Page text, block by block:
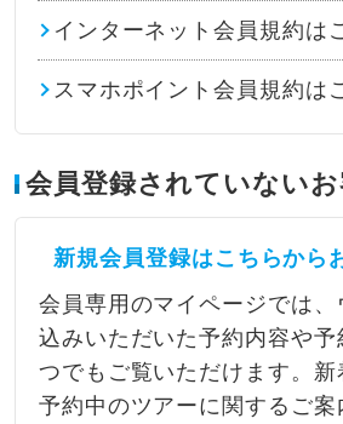
インターネット会員規約は
スマホポイント会員規約は
会員登録されていない
新規会員登録はこちらから
会員専用のマイページでは、
込みいただいた予約内容や予
つでもご覧いただけます。新
予約中のツアーに関するご案